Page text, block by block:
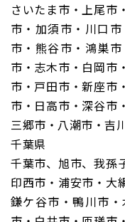
さいたま市・上尾市
市・加須市・川口
市・熊谷市・鴻巣
市・志木市・白岡市
市・戸田市・新座市
市・日高市・深谷市
三郷市・八潮市・吉
千葉県
千葉市、旭市、我孫
印西市・浦安市・大
鎌ケ谷市・鴨川市